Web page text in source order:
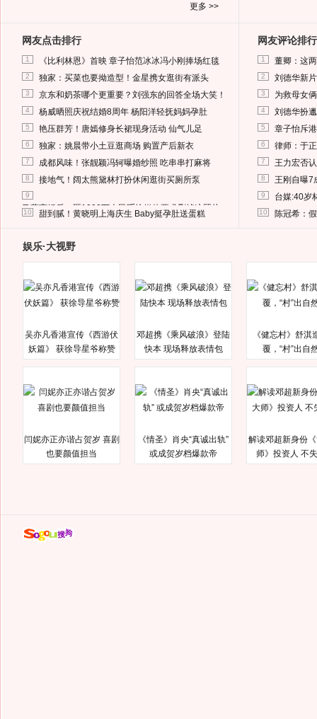
更多 >>
网友点击排行
1 《比利林恩》首映 章子怡范冰冰冯小刚捧场红毯
2 独家：买菜也要拗造型！金星携女逛街有派头
3 京东和奶茶哪个更重要？刘强东的回答全场大笑！
4 杨威晒照庆祝结婚8周年 杨阳洋轻抚妈妈孕肚
5 艳压群芳！唐嫣修身长裙现身活动 仙气儿足
6 独家：姚晨带小土豆逛商场 购置产后新衣
7 成都风味！张靓颖冯轲曝婚纱照 吃串串打麻将
8 接地气！阔太熊黛林打扮休闲逛街买厕所泵
9
马蓉离婚后，砸1000万人民币给媒体要求删掉这照片
10 甜到腻！黄晓明上海庆生 Baby挺孕肚送蛋糕
网友评论排行
1 董卿：这
2 刘德华新
3 为救母女
4 刘德华扮
5 章子怡斥
6 律师：于
7 王力宏否
8 王刚自曝7
9 台媒:40岁
10 陈冠希：
娱乐·大视野
吴亦凡香港宣传《西游伏
妖篇》 获徐导星爷称赞
邓超携《乘风破浪》登陆
快本 现场释放表情包
《健忘村》舒淇
覆，“村”出自
闫妮亦正亦谐占贺岁 喜剧
也要颜值担当
《情圣》肖央“真诚出轨”
或成贺岁档爆款帝
解读邓超新身份
师》投资人 不